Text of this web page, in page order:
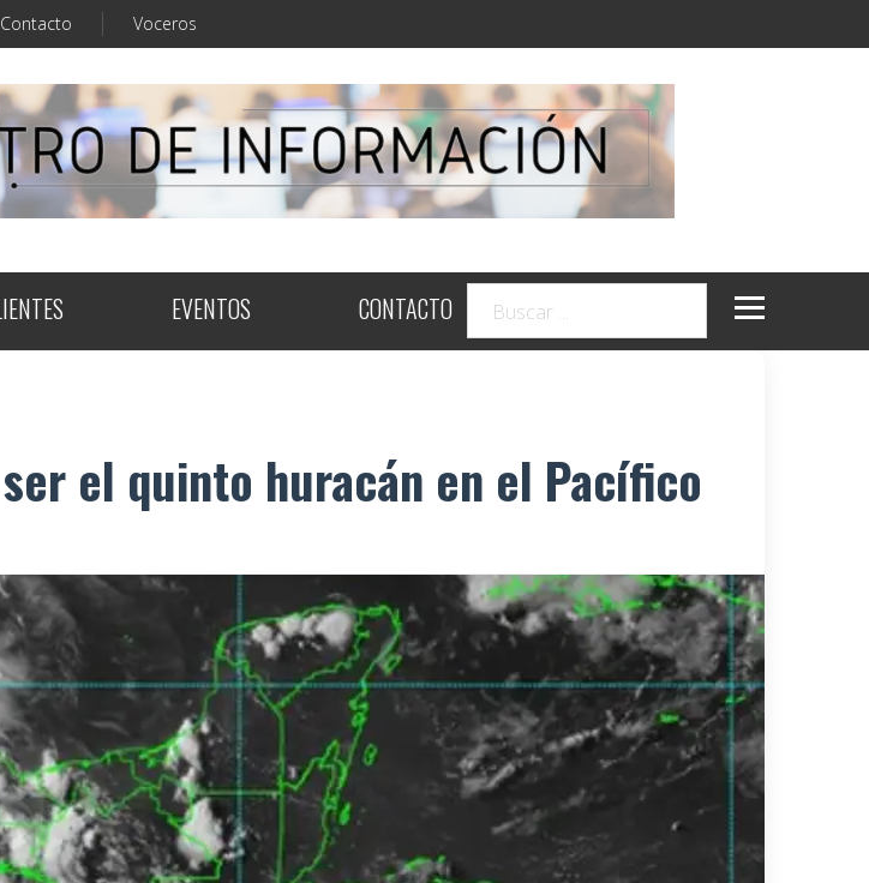
Contacto Voceros
EVENTOS CONTACTO
el quinto huracán en el Pacífico